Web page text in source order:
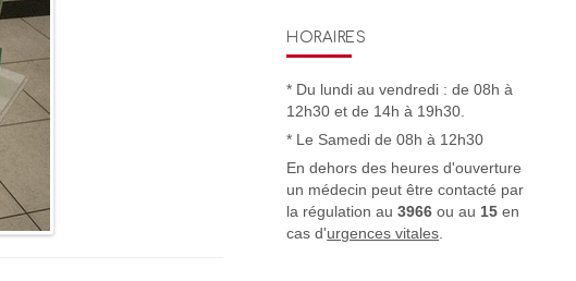
HORAIRES
* Du lundi au vendredi : de 08h à
12h30 et de 14h à 19h30.
* Le Samedi de 08h à 12h30
En dehors des heures d'ouverture
un médecin peut être contacté par
la régulation au3966 ou au 15 en
cas d'urgences vitales.